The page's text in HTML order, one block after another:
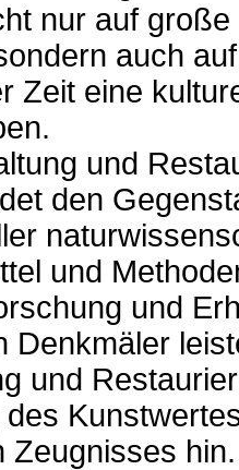
nur auf
auch
Zeit eine
und
den
und
und
Denkmäler
und
Zeugnisses hin.